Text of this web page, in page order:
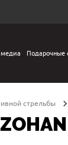
Подарочные
стрельбы